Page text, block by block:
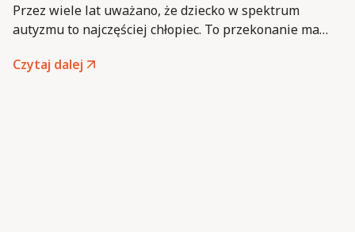
Przez wiele lat uważano, że dziecko w spektrum
autyzmu to najczęściej chłopiec. To przekonanie ma
definicje autyzmu wczesnodziecięcego kształtowano na
Czytaj dalej